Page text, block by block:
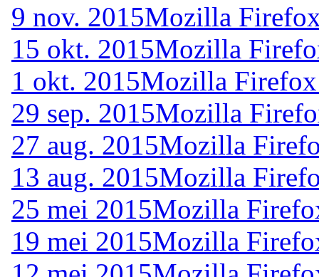
9 nov. 2015Mozilla
15 okt. 2015Mozilla
1 okt. 2015Mozilla
29 sep. 2015Mozilla
27 aug. 2015Mozilla
13 aug. 2015Mozilla
25 mei 2015Mozilla
19 mei 2015Mozilla